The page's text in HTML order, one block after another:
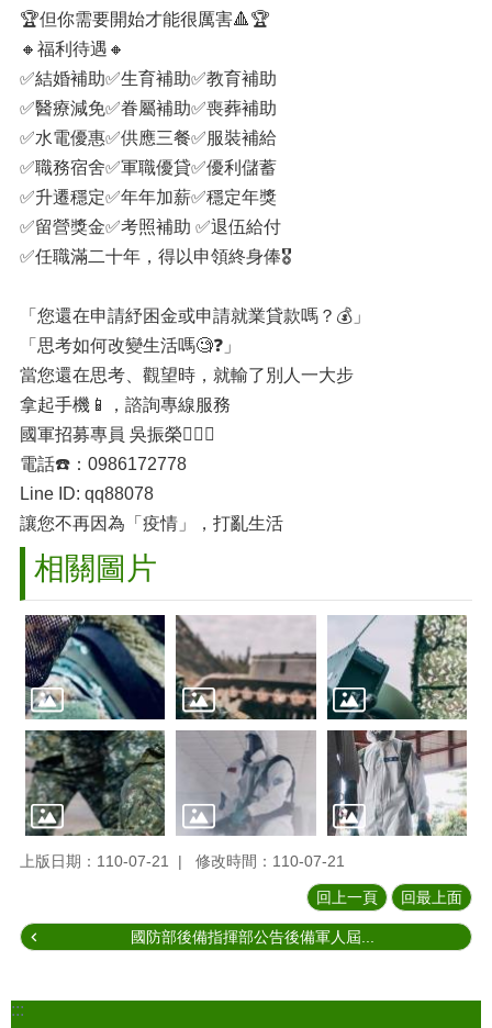
🏆但你需要開始才能很厲害🔺🏆
🔸福利待遇🔸
✅結婚補助✅生育補助✅教育補助
✅醫療減免✅眷屬補助✅喪葬補助
✅水電優惠✅供應三餐✅服裝補給
✅職務宿舍✅軍職優貸✅優利儲蓄
✅升遷穩定✅年年加薪✅穩定年獎
✅留營獎金✅考照補助 ✅退伍給付
✅任職滿二十年，得以申領終身俸🎖
「您還在申請紓困金或申請就業貸款嗎？💰」
「思考如何改變生活嗎🧐❓」
當您還在思考、觀望時，就輸了別人一大步
拿起手機📱，諮詢專線服務
國軍招募專員 吳振榮🙋🏻‍♂️
電話☎️：0986172778
Line ID: qq88078
讓您不再因為「疫情」，打亂生活
相關圖片
上版日期：110-07-21 修改時間：110-07-21
回上一頁 回最上面
國防部後備指揮部公告後備軍人屆...
:::